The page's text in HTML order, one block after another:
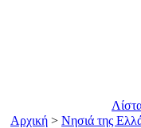
Αρχική > Νησιά της